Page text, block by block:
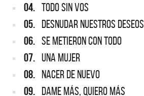
04. TODO SIN VOS
05. DESNUDAR NUESTROS DESEOS
06. SE METIERON CON TODO
07. UNA MUJER
08. NACER DE NUEVO
09. DAME MÁS, QUIERO MÁS